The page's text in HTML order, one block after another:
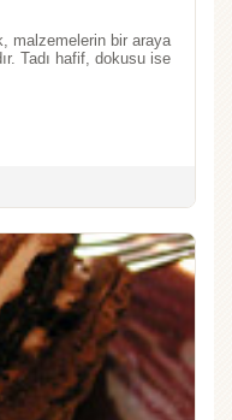
malzemelerin bir araya
Tadı hafif, dokusu ise